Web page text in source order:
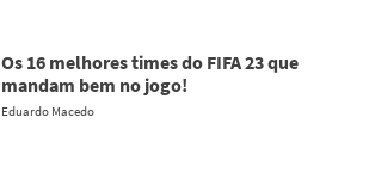
Os 16 melhores times do FIFA 23 que
mandam bem no jogo!
Eduardo Macedo